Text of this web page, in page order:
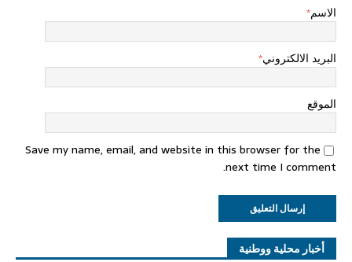
الاسم*
البريد الالكتروني*
الموقع
Save my name, email, and website in this browser for the
next time I comment.
أخبار محلية ووطنية